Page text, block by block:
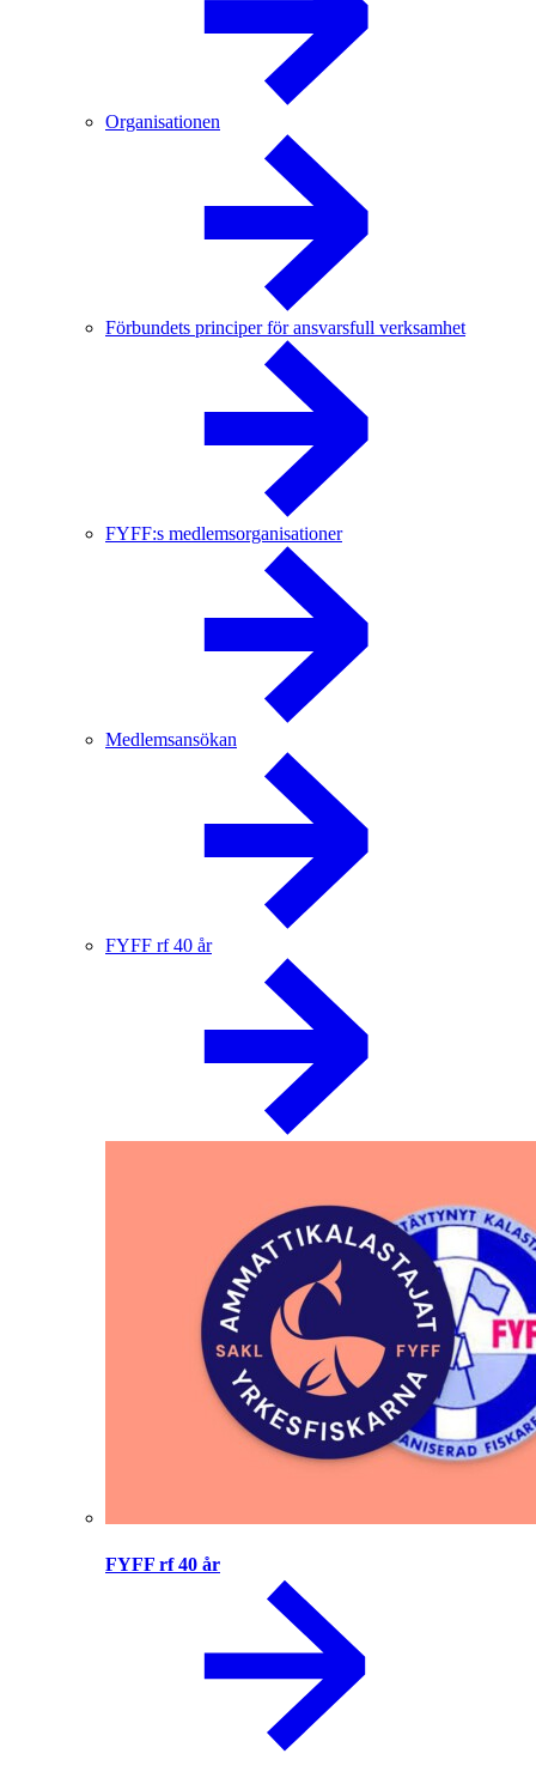
Organisationen
Förbundets principer för ansvarsfull verksamhet
FYFF:s medlemsorganisationer
Medlemsansökan
FYFF rf 40 år
FYFF rf 40 år